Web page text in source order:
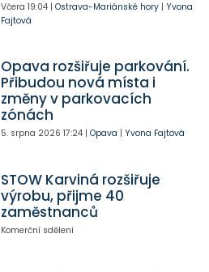
Včera 19:04| Ostrava-Mariánské hory| Yvona
Fajtová
Opava rozšiřuje parkování.
Přibudou nová místa i
změny v parkovacích
zónách
5. srpna 2026 17:24| Opava | Yvona Fajtová
STOW Karviná rozšiřuje
výrobu, přijme 40
zaměstnanců
Komerční sdělení